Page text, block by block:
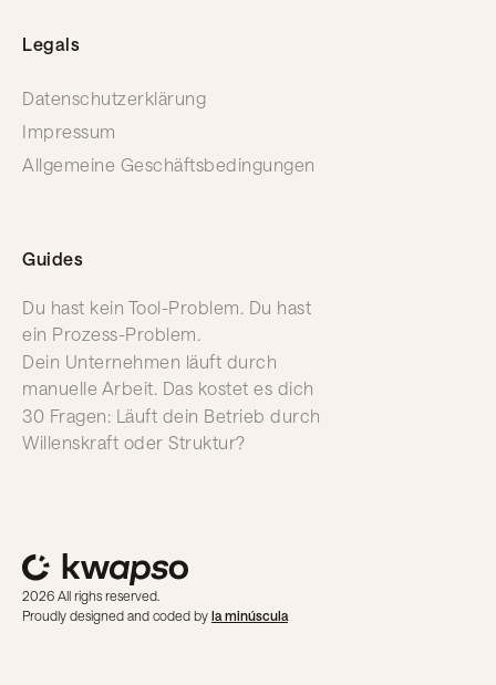
Legals
Datenschutzerklärung
Impressum
Allgemeine Geschäftsbedingungen
Guides
Du hast kein Tool-Problem. Du hast
ein Prozess-Problem.
Dein Unternehmen läuft durch
manuelle Arbeit. Das kostet es dich
30 Fragen: Läuft dein Betrieb durch
Willenskraft oder Struktur?
2026 All righs reserved.
Proudly designed and coded by la minúscula